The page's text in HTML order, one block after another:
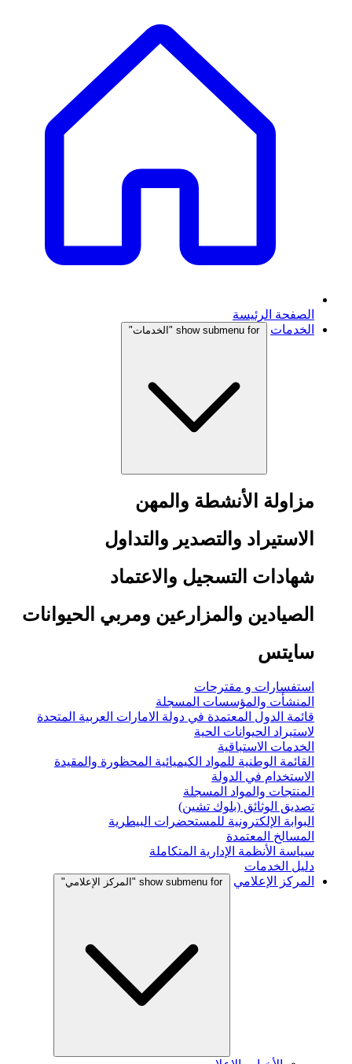
الصفحة الرئيسة
الخدمات
show submenu for "الخدمات"
مزاولة الأنشطة والمهن
الاستيراد والتصدير والتداول
شهادات التسجيل والاعتماد
الصيادين والمزارعين ومربي الحيوانات
سايتس
استفسارات و مقترحات
المنشأت والمؤسسات المسجلة
قائمة الدول المعتمدة في دولة الامارات العربية المتحدة
لاستيراد الحيوانات الحية
الخدمات الاستباقية
القائمة الوطنية للمواد الكيميائية المحظورة والمقيدة
الاستخدام في الدولة
المنتجات والمواد المسجلة
تصديق الوثائق (بلوك تشين)
البوابة الإلكترونية للمستحضرات البيطرية
المسالخ المعتمدة
سياسة الأنظمة الإدارية المتكاملة
دليل الخدمات
المركز الإعلامي
show submenu for "المركز الإعلامي"